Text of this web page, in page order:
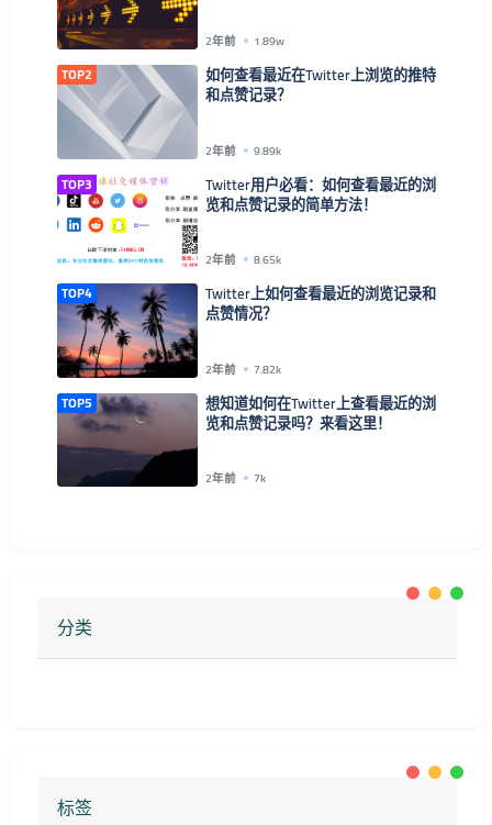
2年前 1.89w
TOP2 如何查看最近在Twitter上浏览的推特
和点赞记录？
2年前 9.89k
TOP3 Twitter用户必看：如何查看最近的浏
览和点赞记录的简单方法！
2年前 8.65k
TOP4 Twitter上如何查看最近的浏览记录和
点赞情况？
2年前 7.82k
TOP5 想知道如何在Twitter上查看最近的浏
览和点赞记录吗？来看这里！
2年前 7k
分类
标签